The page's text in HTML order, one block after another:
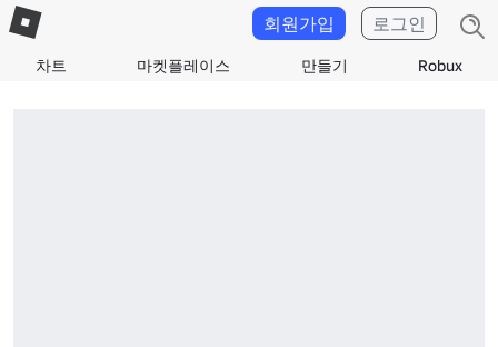
차트 마켓플레이스 만들기 Robux
회원가입 로그인